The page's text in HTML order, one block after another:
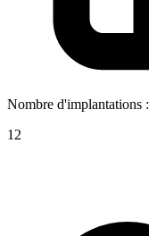
Nombre d'implantations :
12